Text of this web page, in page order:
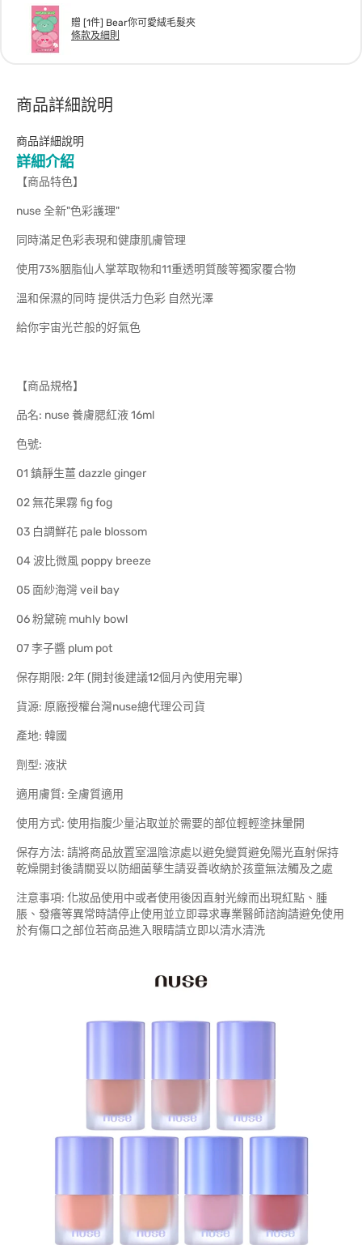
贈 [1件] Bear你可愛絨毛髮夾
條款及細則
商品詳細說明
商品詳細說明
詳細介紹
【商品特色】
nuse 全新"色彩護理"
同時滿足色彩表現和健康肌膚管理
使用73%胭脂仙人掌萃取物和11重透明質酸等獨家覆合物
溫和保濕的同時 提供活力色彩 自然光澤
給你宇宙光芒般的好氣色
【商品規格】
品名: nuse 養膚腮紅液 16ml
色號:
01 鎮靜生薑 dazzle ginger
02 無花果霧 fig fog
03 白調鮮花 pale blossom
04 波比微風 poppy breeze
05 面紗海灣 veil bay
06 粉黛碗 muhly bowl
07 李子醬 plum pot
保存期限: 2年 (開封後建議12個月內使用完畢)
貨源: 原廠授權台灣nuse總代理公司貨
產地: 韓國
劑型: 液狀
適用膚質: 全膚質適用
使用方式: 使用指腹少量沾取並於需要的部位輕輕塗抹暈開
保存方法: 請將商品放置室溫陰涼處以避免變質避免陽光直射保持
乾燥開封後請關妥以防細菌孳生請妥善收納於孩童無法觸及之處
注意事項: 化妝品使用中或者使用後因直射光線而出現紅點、腫
脹、發癢等異常時請停止使用並立即尋求專業醫師諮詢請避免使用
於有傷口之部位若商品進入眼睛請立即以清水清洗